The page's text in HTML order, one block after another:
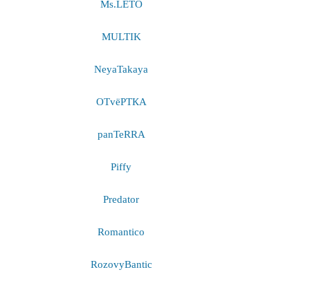
Ms.LETO
MULTIK
NeyaTakaya
OTvёРТКА
panTeRRA
Piffy
Predator
Romantico
RozovyBantic